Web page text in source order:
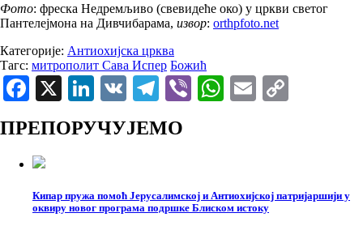
Фото: фреска Недремљиво (свевидеће око) у цркви светог
Пантелејмона на Дивчибарама, извор: orthpfoto.net
Категорије: Антиохијска црква
Тагс: митрополит Сава Испер Божић
Facebook
X LinkedIn
VK Telegram
ViberWhatsApp
Email
ПРЕПОРУЧУЈЕМО
Кипар пружа помоћ Јерусалимској и Антиохијској патријаршији у
оквиру новог програма подршке Блиском истоку